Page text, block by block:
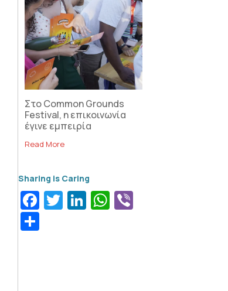
Στο Common Grounds
Festival, η επικοινωνία
έγινε εμπειρία
Read More
Facebook
Twitter
LinkedIn
WhatsApp